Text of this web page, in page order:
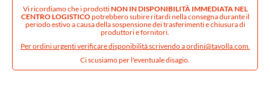
Vi ricordiamo che i prodottiNON IN DISPONIBILITÀ IMMEDIATA NEL
CENTRO LOGISTICOpotrebbero subire ritardi nella consegna durante il
periodo estivo a causa della sospensione dei trasferimenti e chiusura di
produttori e fornitori.
Per ordini urgenti verificare disponibilità scrivendo aordini@tavolla.com.
Ci scusiamo per l'eventuale disagio.